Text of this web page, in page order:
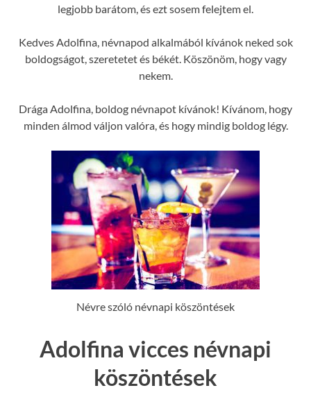
legjobb barátom, és ezt sosem felejtem el.
Kedves Adolfina, névnapod alkalmából kívánok neked sok
boldogságot, szeretetet és békét. Köszönöm, hogy vagy
nekem.
Drága Adolfina, boldog névnapot kívánok! Kívánom, hogy
minden álmod váljon valóra, és hogy mindig boldog légy.
Névre szóló névnapi köszöntések
Adolfina vicces névnapi
köszöntések